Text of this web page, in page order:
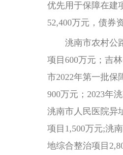
优先用于保障在建
52,400万元，债券
洮南市农村公路
项目600万元；吉
市2022年第一批保
900万元；2023年
洮南市人民医院异
项目1,500万元;洮
地综合整治项目